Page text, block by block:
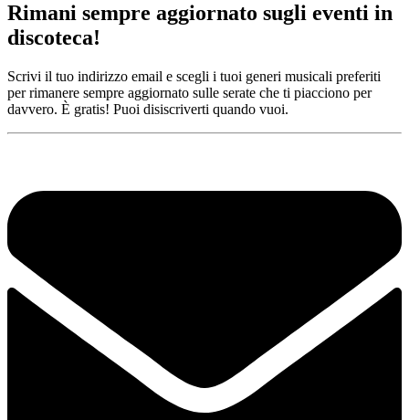
Rimani sempre aggiornato sugli eventi in
discoteca!
Scrivi il tuo indirizzo email e scegli i tuoi generi musicali preferiti
per rimanere sempre aggiornato sulle serate che ti piacciono per
davvero. È gratis! Puoi disiscriverti quando vuoi.